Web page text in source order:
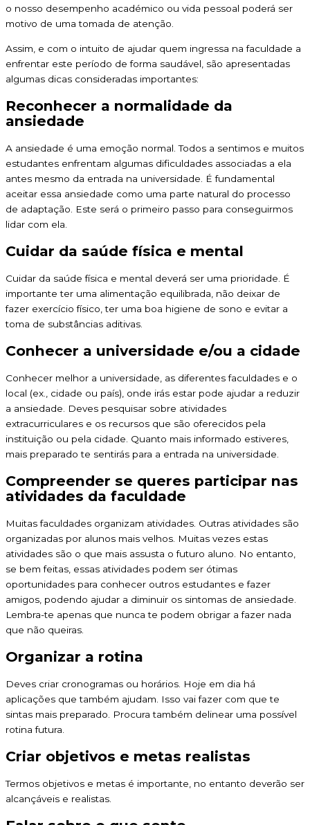
o nosso desempenho académico ou vida pessoal poderá ser
motivo de uma tomada de atenção.
Assim, e com o intuito de ajudar quem ingressa na faculdade a
enfrentar este período de forma saudável, são apresentadas
algumas dicas consideradas importantes:
Reconhecer a normalidade da
ansiedade
A ansiedade é uma emoção normal. Todos a sentimos e muitos
estudantes enfrentam algumas dificuldades associadas a ela
antes mesmo da entrada na universidade. É fundamental
aceitar essa ansiedade como uma parte natural do processo
de adaptação. Este será o primeiro passo para conseguirmos
lidar com ela.
Cuidar da saúde física e mental
Cuidar da saúde física e mental deverá ser uma prioridade. É
importante ter uma alimentação equilibrada, não deixar de
fazer exercício físico, ter uma boa higiene de sono e evitar a
toma de substâncias aditivas.
Conhecer a universidade e/ou a cidade
Conhecer melhor a universidade, as diferentes faculdades e o
local (ex., cidade ou país), onde irás estar pode ajudar a reduzir
a ansiedade. Deves pesquisar sobre atividades
extracurriculares e os recursos que são oferecidos pela
instituição ou pela cidade. Quanto mais informado estiveres,
mais preparado te sentirás para a entrada na universidade.
Compreender se queres participar nas
atividades da faculdade
Muitas faculdades organizam atividades. Outras atividades são
organizadas por alunos mais velhos. Muitas vezes estas
atividades são o que mais assusta o futuro aluno. No entanto,
se bem feitas, essas atividades podem ser ótimas
oportunidades para conhecer outros estudantes e fazer
amigos, podendo ajudar a diminuir os sintomas de ansiedade.
Lembra-te apenas que nunca te podem obrigar a fazer nada
que não queiras.
Organizar a rotina
Deves criar cronogramas ou horários. Hoje em dia há
aplicações que também ajudam. Isso vai fazer com que te
sintas mais preparado. Procura também delinear uma possível
rotina futura.
Criar objetivos e metas realistas
Termos objetivos e metas é importante, no entanto deverão ser
alcançáveis e realistas.